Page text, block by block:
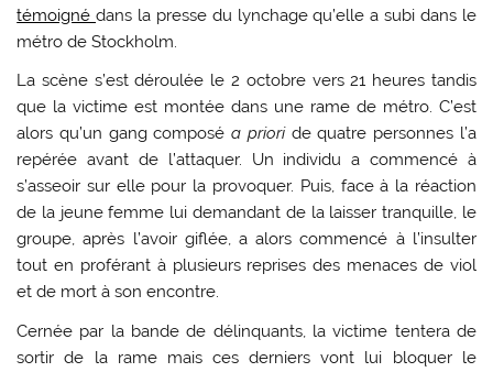
témoignédans la presse du lynchage qu’elle a subi dans le
métro de Stockholm.
La scène s’est déroulée le 2 octobre vers 21 heures tandis
que la victime est montée dans une rame de métro. C’est
alors qu’un gang composéa prioride quatre personnes l’a
repérée avant de l’attaquer. Un individu a commencé à
s’asseoir sur elle pour la provoquer. Puis, face à la réaction
de la jeune femme lui demandant de la laisser tranquille, le
groupe, après l’avoir giflée, a alors commencé à l’insulter
tout en proférant à plusieurs reprises des menaces de viol
et de mort à son encontre.
Cernée par la bande de délinquants, la victime tentera de
sortir de la rame mais ces derniers vont lui bloquer le